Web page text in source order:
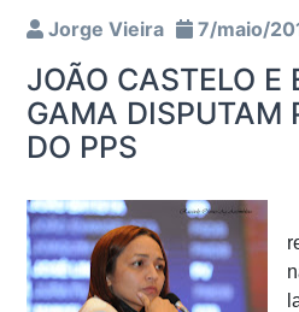
Jorge Vieira 7/maio/
JOÃO CASTELO E
GAMA DISPUTAM
DO PPS